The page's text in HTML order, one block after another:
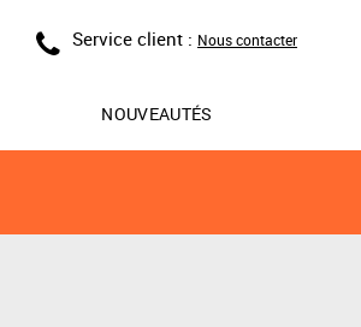
Service client : Nous contacter
NOUVEAUTÉS